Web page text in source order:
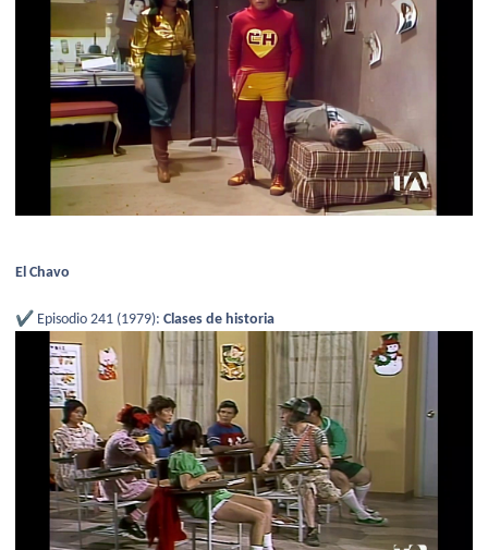
El Chavo
✔️ Episodio 241 (1979): Clases de historia